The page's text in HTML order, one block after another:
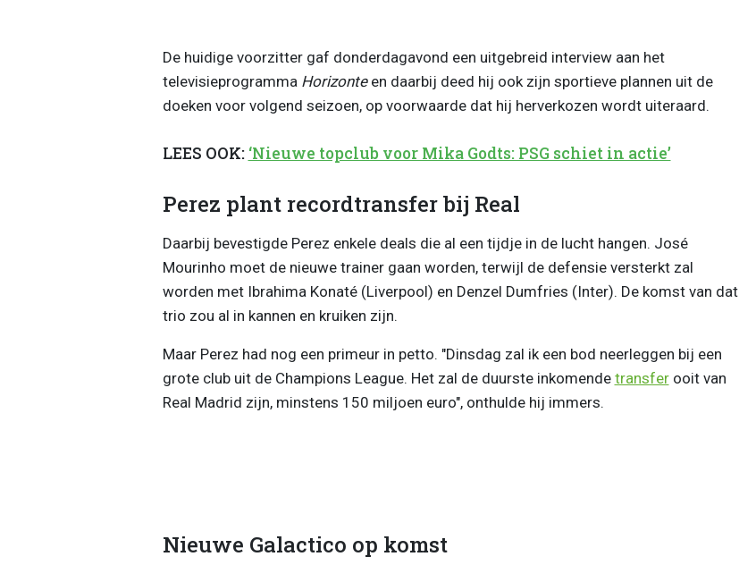
De huidige voorzitter gaf donderdagavond een uitgebreid interview aan het
televisieprogramma Horizonteen daarbij deed hij ook zijn sportieve plannen uit de
doeken voor volgend seizoen, op voorwaarde dat hij herverkozen wordt uiteraard.
LEES OOK: ‘Nieuwe topclub voor Mika Godts: PSG schiet in actie’
Perez plant recordtransfer bij Real
Daarbij bevestigde Perez enkele deals die al een tijdje in de lucht hangen. José
Mourinho moet de nieuwe trainer gaan worden, terwijl de defensie versterkt zal
worden met Ibrahima Konaté (Liverpool) en Denzel Dumfries (Inter). De komst van dat
trio zou al in kannen en kruiken zijn.
Maar Perez had nog een primeur in petto. "Dinsdag zal ik een bod neerleggen bij een
grote club uit de Champions League. Het zal de duurste inkomende transferooit van
Real Madrid zijn, minstens 150 miljoen euro", onthulde hij immers.
Nieuwe Galactico op komst